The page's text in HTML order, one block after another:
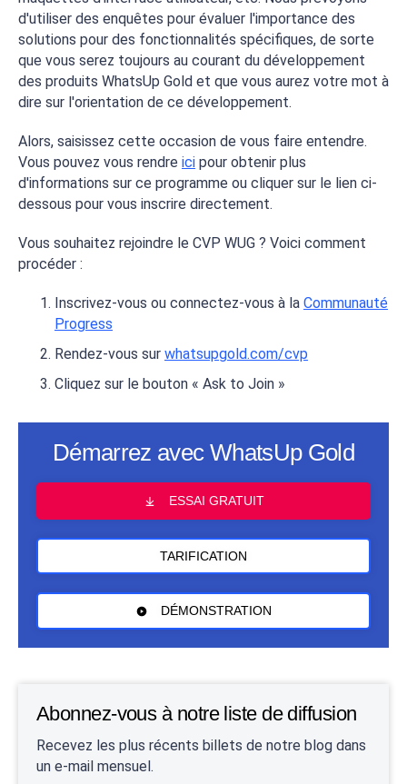
d'utiliser des enquêtes pour évaluer l'importance des
solutions pour des fonctionnalités spécifiques, de sorte
que vous serez toujours au courant du développement
des produits WhatsUp Gold et que vous aurez votre mot à
dire sur l'orientation de ce développement.
Alors, saisissez cette occasion de vous faire entendre.
Vous pouvez vous rendre ici pour obtenir plus
d'informations sur ce programme ou cliquer sur le lien ci-
dessous pour vous inscrire directement.
Vous souhaitez rejoindre le CVP WUG ? Voici comment
procéder :
Inscrivez-vous ou connectez-vous à la Communauté
Progress
Rendez-vous sur whatsupgold.com/cvp
Cliquez sur le bouton « Ask to Join »
Démarrez avec WhatsUp Gold
ESSAI GRATUIT
TARIFICATION
DÉMONSTRATION
Abonnez-vous à notre liste de diffusion
Recevez les plus récents billets de notre blog dans
un e-mail mensuel.